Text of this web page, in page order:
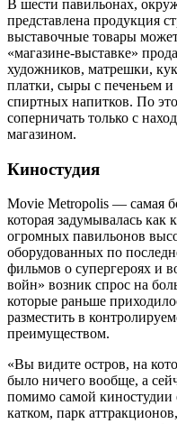
В шести павильонах,
представлена
выставочные товары
«магазине-выставке»
художников, матрешки,
платки, сыры с печеньем
спиртных напитков. По
соперничать только с
магазином.
Киностудия
Movie Metropolis — самая
которая задумывалась как
огромных павильонов
оборудованных по
фильмов о супергероях и
войн» возник спрос на
которые раньше
разместить в
преимуществом.
«Вы видите остров, на
было ничего вообще, а
помимо самой киностудии
катком, парк